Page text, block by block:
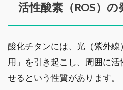
活性酸素（ROS）
酸化チタンには、光（紫外
用」を引き起こし、周囲に活
せるという性質があります。